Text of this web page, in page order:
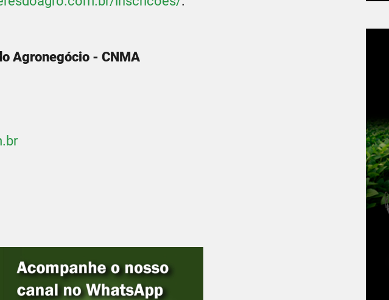
Agronegócio - CNMA